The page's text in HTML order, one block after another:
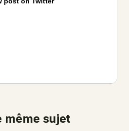
même sujet